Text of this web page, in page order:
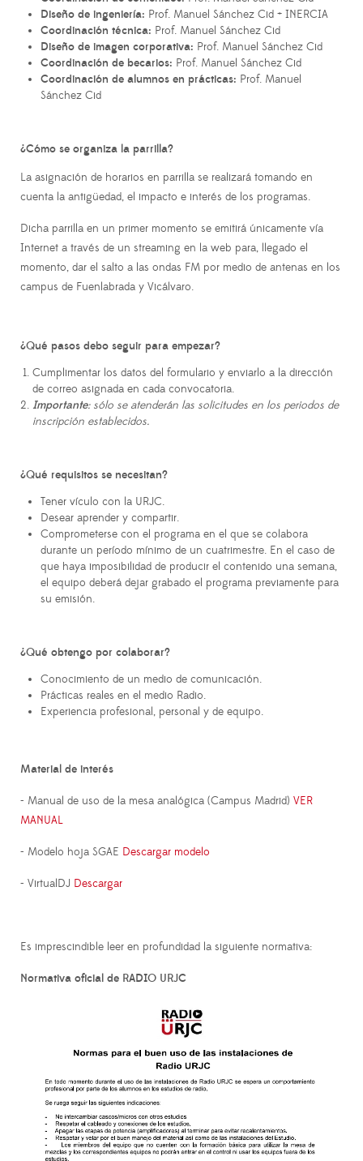
Diseño de ingeniería: Prof. Manuel Sánchez Cid + INERCIA
Coordinación técnica: Prof. Manuel Sánchez Cid
Diseño de imagen corporativa: Prof. Manuel Sánchez Cid
Coordinación de becarios: Prof. Manuel Sánchez Cid
Coordinación de alumnos en prácticas: Prof. Manuel
Sánchez Cid
¿Cómo se organiza la parrilla?
La asignación de horarios en parrilla se realizará tomando en
cuenta la antigüedad, el impacto e interés de los programas.
Dicha parrilla en un primer momento se emitirá únicamente vía
Internet a través de un streaming en la web para, llegado el
momento, dar el salto a las ondas FM por medio de antenas en los
campus de Fuenlabrada y Vicálvaro.
¿Qué pasos debo seguir para empezar?
Cumplimentar los datos del formulario y enviarlo a la dirección
de correo asignada en cada convocatoria.
Importante: sólo se atenderán las solicitudes en los periodos de
inscripción establecidos.
¿Qué requisitos se necesitan?
Tener vículo con la URJC.
Desear aprender y compartir.
Comprometerse con el programa en el que se colabora
durante un período mínimo de un cuatrimestre. En el caso de
que haya imposibilidad de producir el contenido una semana,
el equipo deberá dejar grabado el programa previamente para
su emisión.
¿Qué obtengo por colaborar?
Conocimiento de un medio de comunicación.
Prácticas reales en el medio Radio.
Experiencia profesional, personal y de equipo.
Material de interés
- Manual de uso de la mesa analógica (Campus Madrid) VER
MANUAL
- Modelo hoja SGAE Descargar modelo
- VirtualDJ Descargar
Es imprescindible leer en profundidad la siguiente normativa:
Normativa oficial de RADIO URJC